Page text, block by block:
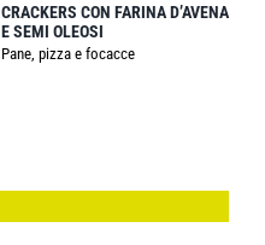
CRACKERS CON FARINA D’AVENA
E SEMI OLEOSI
Pane, pizza e focacce